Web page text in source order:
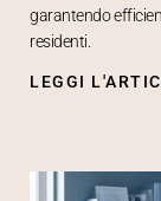
garantendo
residenti.
LEGGI